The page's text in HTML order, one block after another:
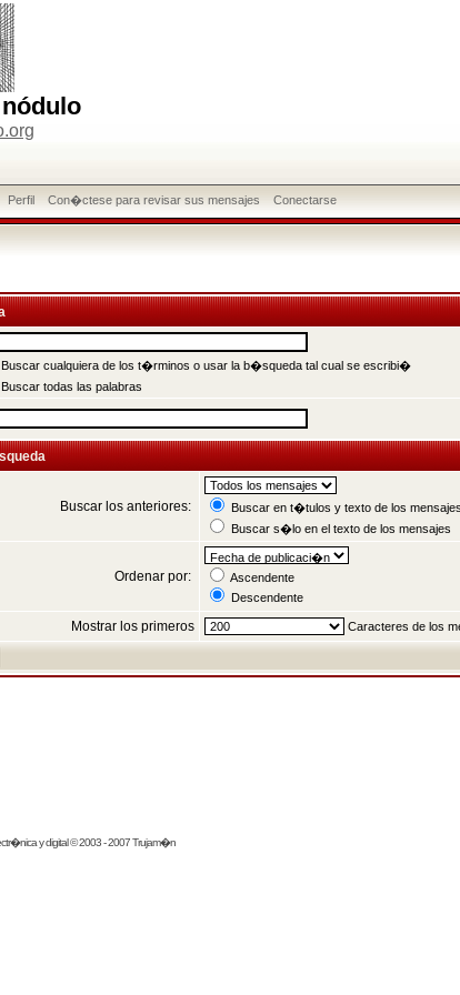
Perfil Con�ctese para revisar sus mensajes Conectarse
Buscar cualquiera de los t�rminos o usar la b�squeda tal cual se escribi�
Buscar todas las palabras
Buscar los anteriores:
Buscar en t�tulos y texto de los mensajes
Buscar s�lo en el texto de los mensajes
Ordenar por:
Ascendente
Descendente
Mostrar los primeros Caracteres de los
y digital © 2003 - 2007 Trujam�n